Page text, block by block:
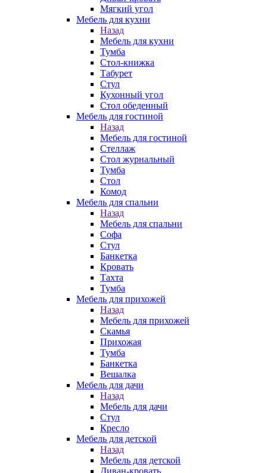
Мягкий угол
Мебель для кухни
Назад
Мебель для кухни
Тумба
Стол-книжка
Табурет
Стул
Кухонный угол
Стол обеденный
Мебель для гостиной
Назад
Мебель для гостиной
Стеллаж
Стол журнальный
Тумба
Стол
Комод
Мебель для спальни
Назад
Мебель для спальни
Софа
Стул
Банкетка
Кровать
Тахта
Тумба
Мебель для прихожей
Назад
Мебель для прихожей
Скамья
Прихожая
Тумба
Банкетка
Вешалка
Мебель для дачи
Назад
Мебель для дачи
Стул
Кресло
Мебель для детской
Назад
Мебель для детской
Диван-кровать